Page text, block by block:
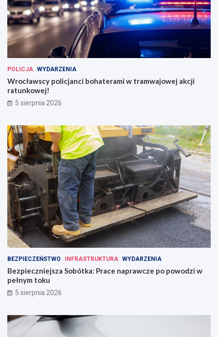
POLICJA WYDARZENIA
Wrocławscy policjanci bohaterami w tramwajowej akcji
ratunkowej!
5 sierpnia 2026
BEZPIECZEŃSTWO INFRASTRUKTURA WYDARZENIA
Bezpieczniejsza Sobótka: Prace naprawcze po powodzi w
pełnym toku
5 sierpnia 2026